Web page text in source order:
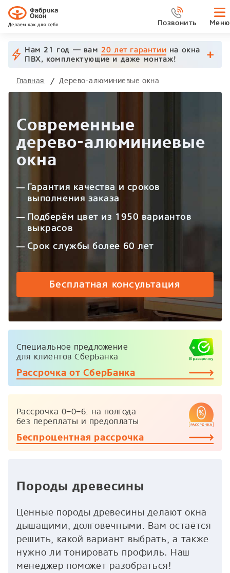
Позвонить Меню
Нам 21 год — вам 20 лет гарантии на окна
ПВХ, комплектующие и даже монтаж!
Главная Дерево-алюминиевые окна
Современные
дерево-алюминиевые
окна
Гарантия качества и сроков
выполнения заказа
Подберём цвет из 1950 вариантов
выкрасов
Срок службы более 60 лет
Бесплатная консультация
Рассрочка от СберБанка
Специальное предложение
для клиентов СберБанка
Беспроцентная рассрочка
Рассрочка 0−0−6: на полгода
без переплаты и предоплаты
Породы древесины
Ценные породы древесины делают окна
дышащими, долговечными. Вам остаётся
решить, какой вариант выбрать, а также
нужно ли тонировать профиль. Наш
менеджер поможет разобраться!